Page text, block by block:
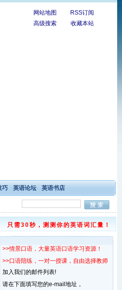
网站地图
RSS订阅
高级搜索
收藏本站
巧 英语论坛 英语书店
只需30秒，测测你的英语词汇量！
>>情景口语，大量英语口语学习资源！
>>口语陪练，一对一授课，自由选择教师！
加入我们的邮件列表!
请在下面填写您的e-mail地址，